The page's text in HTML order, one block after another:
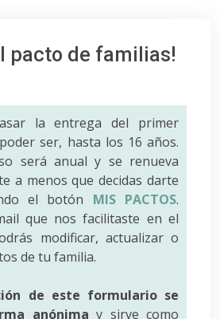
pacto de familias!
la entrega del primer
ser, hasta los 16 años.
será anual y se renueva
a menos que decidas darte
el botón MIS PACTOS.
que nos facilitaste en el
modificar, actualizar o
de tu familia.
de este formulario se
anónima y sirve como